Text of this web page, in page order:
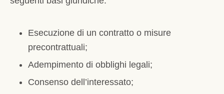
Esecuzione di un contratto o misure
precontrattuali;
Adempimento di obblighi legali;
Consenso dell’interessato;